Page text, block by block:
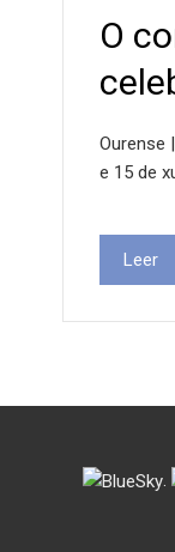
O
Ourense
e 15 de
Leer
.